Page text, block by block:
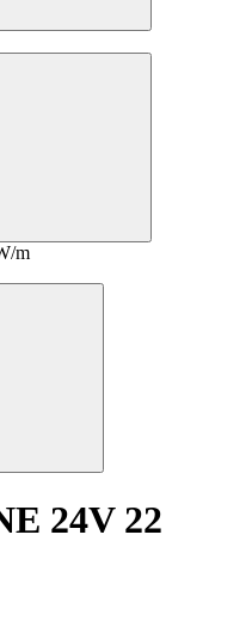
m
24V 22